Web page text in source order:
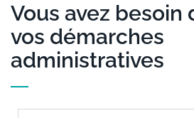
Vous avez besoin
vos démarches
administratives